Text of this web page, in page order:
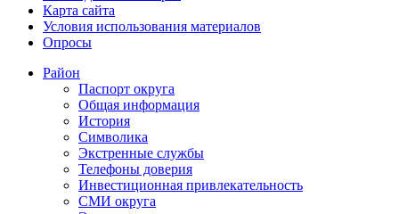
Карта сайта
Условия использования материалов
Опросы
Район
Паспорт округа
Общая информация
История
Символика
Экстренные службы
Телефоны доверия
Инвестиционная привлекательность
СМИ округа